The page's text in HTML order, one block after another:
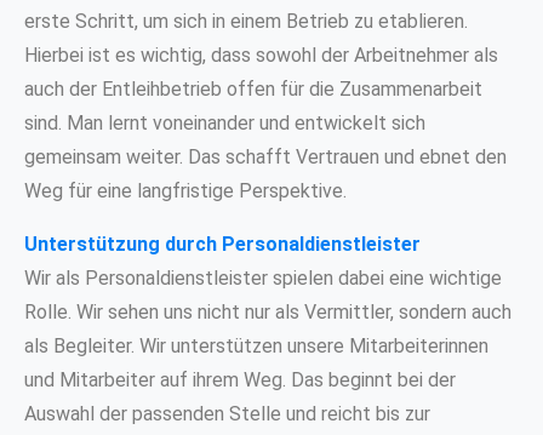
erste Schritt, um sich in einem Betrieb zu etablieren.
Hierbei ist es wichtig, dass sowohl der Arbeitnehmer als
auch der Entleihbetrieb offen für die Zusammenarbeit
sind. Man lernt voneinander und entwickelt sich
gemeinsam weiter. Das schafft Vertrauen und ebnet den
Weg für eine langfristige Perspektive.
Unterstützung durch Personaldienstleister
Wir als Personaldienstleister spielen dabei eine wichtige
Rolle. Wir sehen uns nicht nur als Vermittler, sondern auch
als Begleiter. Wir unterstützen unsere Mitarbeiterinnen
und Mitarbeiter auf ihrem Weg. Das beginnt bei der
Auswahl der passenden Stelle und reicht bis zur